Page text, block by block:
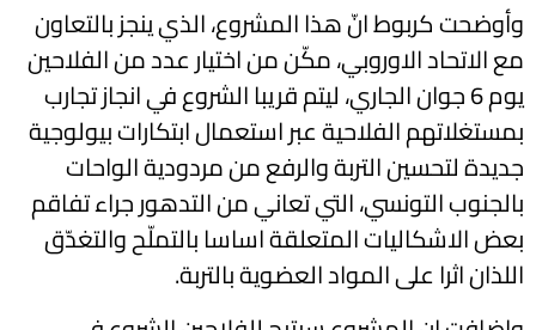
وأوضحت كربوط انّ هذا المشروع، الذي ينجز بالتعاون
مع الاتحاد الاوروبي، مكّن من اختيار عدد من الفلاحين
يوم 6 جوان الجاري، ليتم قريبا الشروع في انجاز تجارب
بمستغلاتهم الفلاحية عبر استعمال ابتكارات بيولوجية
جديدة لتحسين التربة والرفع من مردودية الواحات
بالجنوب التونسي، التي تعاني من التدهور جراء تفاقم
بعض الاشكاليات المتعلقة اساسا بالتملّح والتغدّق
اللذان اثرا على المواد العضوية بالتربة.